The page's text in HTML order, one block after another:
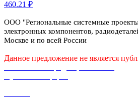
460.21 ₽
ООО "Региональные системные
электронных компонентов,
Москве и по всей России
Данное предложение не является